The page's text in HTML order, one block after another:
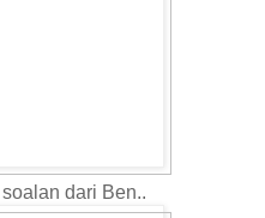
dari Ben..